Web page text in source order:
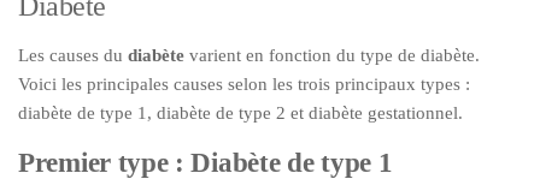
Les causes du diabète varient en fonction du type de diabète.
Voici les principales causes selon les trois principaux types :
diabète de type 1, diabète de type 2 et diabète gestationnel.
Premier type : Diabète de type 1